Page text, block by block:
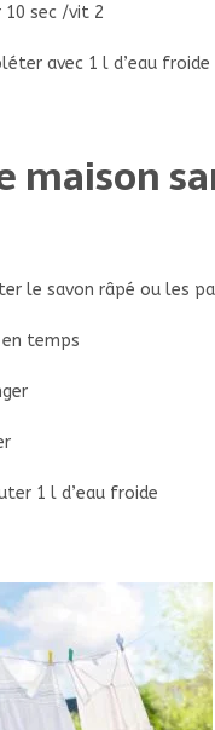
sec /vit 2
avec 1 l d’eau froide
maison
le savon râpé ou les
temps
1 l d’eau froide